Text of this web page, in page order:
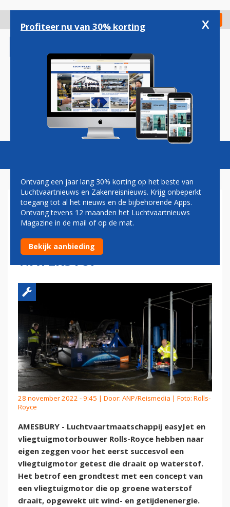
gaan
Check in
Magazine Podcasts Vacatures
EASYJET EN ROLLS-ROYCE
VOEREN EERSTE TEST UIT
MET VLIEGTUIGMOTOR OP
WATERSTOF
28 november 2022 - 9:45 | Door: ANP/Reismedia | Foto: Rolls-
Royce
AMESBURY - Luchtvaartmaatschappij easyJet en
vliegtuigmotorbouwer Rolls-Royce hebben naar
eigen zeggen voor het eerst succesvol een
vliegtuigmotor getest die draait op waterstof.
Het betrof een grondtest met een concept van
een vliegtuigmotor die op groene waterstof
draait, opgewekt uit wind- en getijdenenergie.
Profiteer nu van 30% korting x
Ontvang een jaar lang 30% korting op het beste van
Luchtvaartnieuws en Zakenreisnieuws. Krijg onbeperkt
toegang tot al het nieuws en de bijbehorende Apps.
Ontvang tevens 12 maanden het Luchtvaartnieuws
Magazine in de mail of op de mat.
Bekijk aanbieding